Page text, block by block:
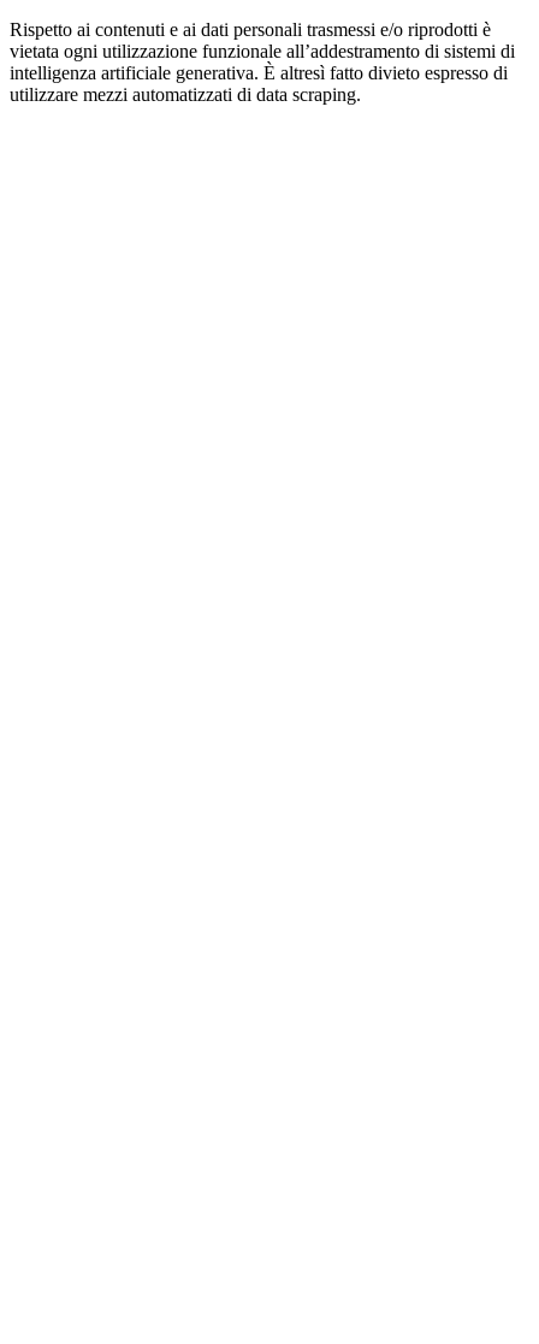
Rispetto ai contenuti e ai dati personali trasmessi e/o riprodotti è
vietata ogni utilizzazione funzionale all’addestramento di sistemi di
intelligenza artificiale generativa. È altresì fatto divieto espresso di
utilizzare mezzi automatizzati di data scraping.